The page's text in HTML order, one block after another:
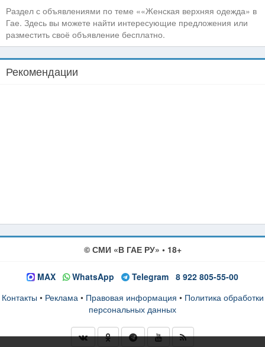
Раздел с объявлениями по теме ««Женская верхняя одежда» в
Гае. Здесь вы можете найти интересующие предложения или
разместить своё объявление бесплатно.
Рекомендации
© СМИ «В ГАЕ РУ» • 18+
MAX WhatsApp Telegram 8 922 805-55-00
Контакты • Реклама• Правовая информация • Политика обработки
персональных данных